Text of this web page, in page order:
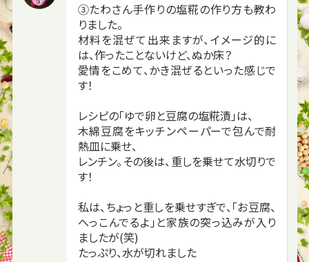
③たわさん手作りの塩糀の作り方も教わ
りました。
材料を混ぜて出来ますが、イメージ的に
は、作ったことないけど、ぬか床？
愛情をこめて、かき混ぜるといった感じで
す！
レシピの「ゆで卵と豆腐の塩糀漬」は、
木綿豆腐をキッチンペーパーで包んで耐
熱皿に乗せ、
レンチン。その後は、重しを乗せて水切りで
す！
私は、ちょっと重しを乗せすぎで、「お豆腐、
へっこんでるよ」と家族の突っ込みが入り
ましたが(笑)
たっぷり、水が切れました